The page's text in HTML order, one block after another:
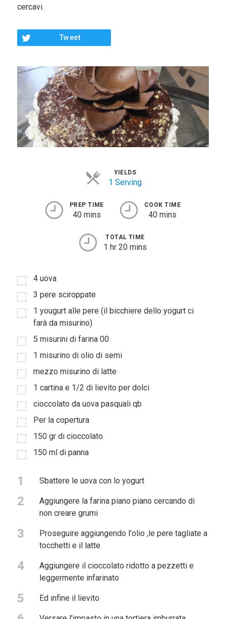
Light
Panini
Varie
Chi Sono
Contattami
cercavi.
Tweet
YIELDS
1 Serving
PREP TIME
40 mins
COOK TIME
40 mins
TOTAL TIME
1 hr 20 mins
4 uova
3 pere sciroppate
1 yougurt alle pere (il bicchiere dello yogurt ci
farà da misurino)
5 misurini di farina 00
1 misurino di olio di semi
mezzo misurino di latte
1 cartina e 1/2 di lievito per dolci
cioccolato da uova pasquali qb
Per la copertura
150 gr di cioccolato
150 ml di panna
1 Sbattere le uova con lo yogurt
2
Aggiungere la farina piano piano cercando di
non creare grumi
3
Proseguire aggiungendo l'olio ,le pere tagliate a
tocchetti e il latte
4
Aggiungere il cioccolato ridotto a pezzetti e
leggermente infarinato
5 Ed infine il lievito